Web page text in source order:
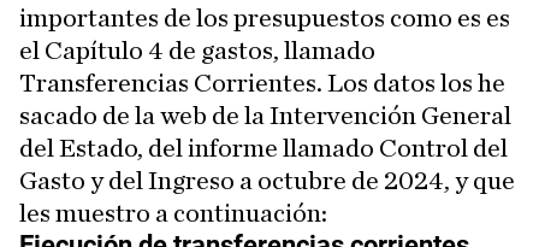
importantes de los presupuestos como es es
el Capítulo 4 de gastos, llamado
Transferencias Corrientes. Los datos los he
sacado de la web de la Intervención General
del Estado, del informe llamado Control del
Gasto y del Ingreso a octubre de 2024, y que
les muestro a continuación: